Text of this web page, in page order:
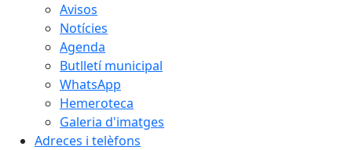
Avisos
Notícies
Agenda
Butlletí municipal
WhatsApp
Hemeroteca
Galeria d'imatges
Adreces i telèfons